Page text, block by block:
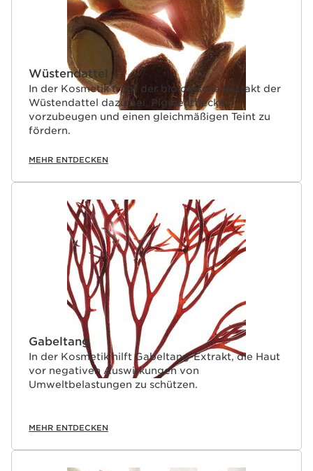
Wüstendattel
In der Kosmetik trägt der biologische Extrakt der
Wüstendattel dazu bei, Pigmentflecken
vorzubeugen und einen gleichmäßigen Teint zu
fördern.
MEHR ENTDECKEN
Gabeltang
In der Kosmetik hilft Gabeltang-Extrakt, die Haut
vor negativen Auswirkungen von
Umweltbelastungen zu schützen.
MEHR ENTDECKEN